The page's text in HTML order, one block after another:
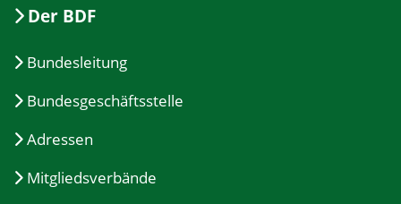
Der BDF
Bundesleitung
Bundesgeschäftsstelle
Adressen
Mitgliedsverbände